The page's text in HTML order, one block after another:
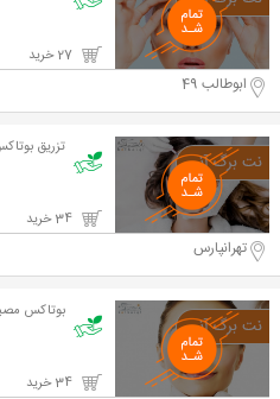
ابوطالب 49
تزریق
تهرانپارس
بوتاکس